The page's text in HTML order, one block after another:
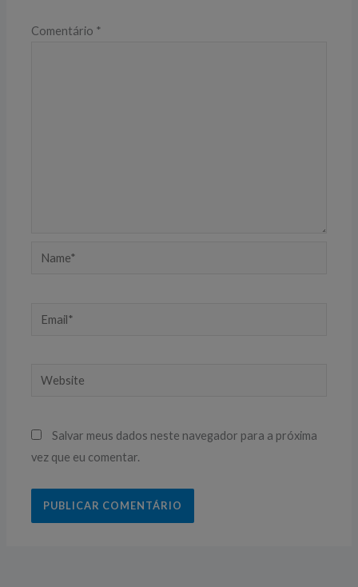
Comentário *
Name*
Email*
Website
Salvar meus dados neste navegador para a próxima
vez que eu comentar.